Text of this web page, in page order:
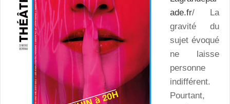
ade.fr/ La
gravité du
sujet évoqué
ne laisse
personne
indifférent.
Pourtant,